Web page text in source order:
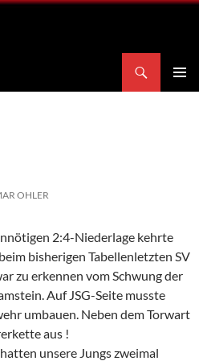
OHLER
2:4-Niederlage kehrte
bisherigen Tabellenletzten SV
zu erkennen vom Schwung der
Auf JSG-Seite musste
umbauen. Neben dem Torwart
aus !
unsere Jungs zweimal